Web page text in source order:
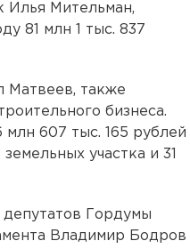
Илья Мительман,
81 млн 1 тыс. 837
Матвеев, также
бизнеса.
607 тыс. 165 рублей
участка и 31
Гордумы
Владимир Бодров